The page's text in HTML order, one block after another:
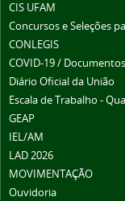
CIS UFAM
Concursos e Seleções
CONLEGIS
COVID-19 /
Diário Oficial da União
Escala de Trabalho -
GEAP
IEL/AM
LAD 2026
MOVIMENTAÇÃO
Ouvidoria